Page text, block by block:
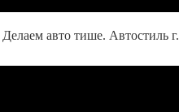
авто тише. Автостиль г.